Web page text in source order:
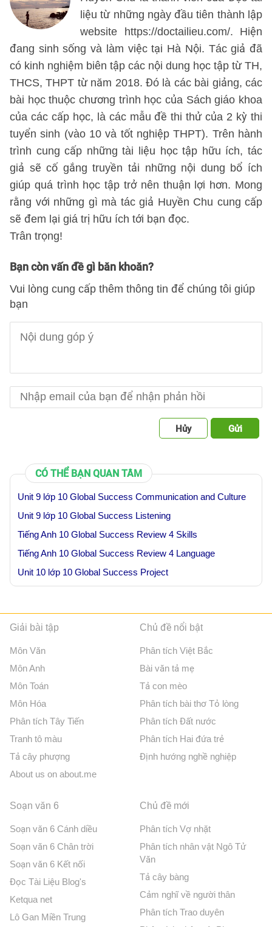
liệu từ những ngày đầu tiên thành lập
website https://doctailieu.com/. Hiện
đang sinh sống và làm việc tại Hà Nội. Tác giả đã
có kinh nghiệm biên tập các nội dung học tập từ TH,
THCS, THPT từ năm 2018. Đó là các bài giảng, các
bài học thuộc chương trình học của Sách giáo khoa
của các cấp học, là các mẫu đề thi thử của 2 kỳ thi
tuyển sinh (vào 10 và tốt nghiệp THPT). Trên hành
trình cung cấp những tài liệu học tập hữu ích, tác
giả sẽ cố gắng truyền tải những nội dung bổ ích
giúp quá trình học tập trở nên thuận lợi hơn. Mong
rằng với những gì mà tác giả Huyền Chu cung cấp
sẽ đem lại giá trị hữu ích tới bạn đọc.
Trân trọng!
Bạn còn vấn đề gì băn khoăn?
Vui lòng cung cấp thêm thông tin để chúng tôi giúp
bạn
Hủy Gửi
CÓ THỂ BẠN QUAN TÂM
Unit 9 lớp 10 Global Success Communication and Culture
Unit 9 lớp 10 Global Success Listening
Tiếng Anh 10 Global Success Review 4 Skills
Tiếng Anh 10 Global Success Review 4 Language
Unit 10 lớp 10 Global Success Project
Giải bài tập
Môn Văn
Môn Anh
Môn Toán
Môn Hóa
Phân tích Tây Tiến
Tranh tô màu
Tả cây phượng
About us on about.me
Chủ đề nổi bật
Phân tích Việt Bắc
Bài văn tả mẹ
Tả con mèo
Phân tích bài thơ Tỏ lòng
Phân tích Đất nước
Phân tích Hai đứa trẻ
Định hướng nghề nghiệp
Soạn văn 6
Soạn văn 6 Cánh diều
Soạn văn 6 Chân trời
Soạn văn 6 Kết nối
Đọc Tài Liệu Blog's
Ketqua net
Lô Gan Miền Trung
Chủ đề mới
Phân tích Vợ nhặt
Phân tích nhân vật Ngô Tử
Văn
Tả cây bàng
Cảm nghĩ về người thân
Phân tích Trao duyên